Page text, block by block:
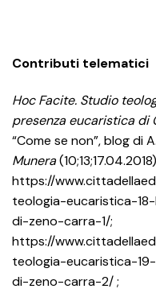
Contributi telematici
Hoc Facite. Studio
presenza eucaristica di
“Come se non”, blog di
Munera
https://
teologia-eucaristica-
di-zeno-carra-1/;
https://
teologia-eucaristica-
di-zeno-carra-2/ ;